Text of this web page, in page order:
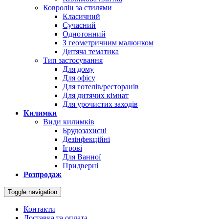
Ковролін за стилями
Класичний
Сучасний
Однотонний
З геометричним малюнком
Дитяча тематика
Тип застосування
Для дому
Для офісу
Для готелів/ресторанів
Для дитячих кімнат
Для урочистих заходів
Килимки
Види килимків
Брудозахисні
Дезінфекційні
Ігрові
Для Ванної
Придверні
Розпродаж
Toggle navigation
Контакти